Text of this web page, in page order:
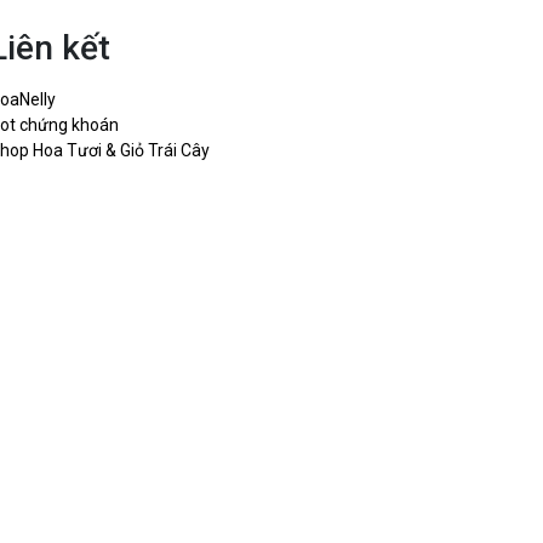
kết
chứng khoán
Hoa Tươi & Giỏ Trái Cây